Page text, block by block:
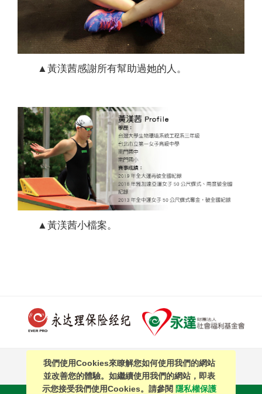
▲黃渼茜感謝所有幫助過她的人。
▲黃渼茜小檔案。
PAGE TOP
我們使用Cookies來瞭解您如何使用我們的網站
並改善您的體驗。如繼續使用我們的網站，即表
示您接受我們使用Cookies。請參閱 隱私權保護